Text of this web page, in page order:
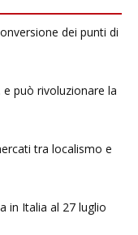
dei punti di
può rivoluzionare la
tra localismo e
in Italia al 27 luglio